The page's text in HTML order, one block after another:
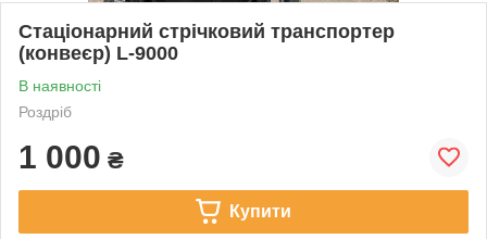
Стаціонарний стрічковий транспортер
(конвеєр) L-9000
В наявності
Роздріб
1 000 ₴
Купити